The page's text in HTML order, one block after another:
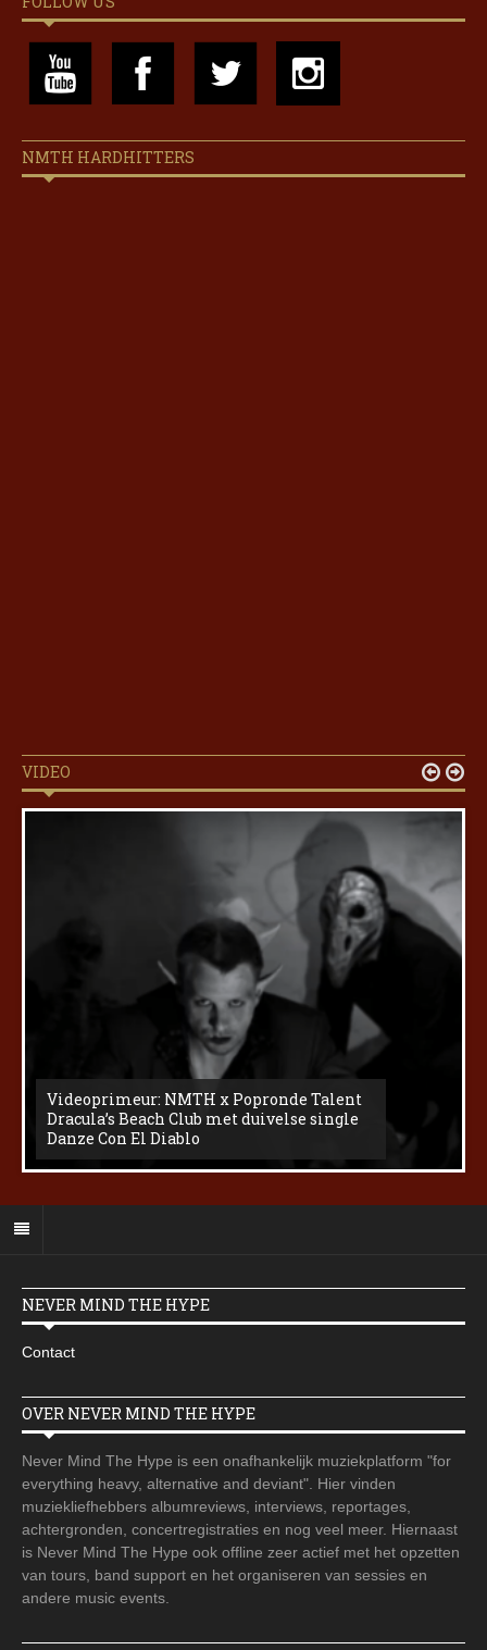
NMTH HARDHITTERS
VIDEO
Videoprimeur: NMTH x Popronde Talent
Dracula’s Beach Club met duivelse single
Danze Con El Diablo
 
NEVER MIND THE HYPE
Contact
OVER NEVER MIND THE HYPE
Never Mind The Hype is een onafhankelijk muziekplatform "for
everything heavy, alternative and deviant". Hier vinden
muziekliefhebbers albumreviews, interviews, reportages,
achtergronden, concertregistraties en nog veel meer. Hiernaast
is Never Mind The Hype ook offline zeer actief met het opzetten
van tours, band support en het organiseren van sessies en
andere music events.